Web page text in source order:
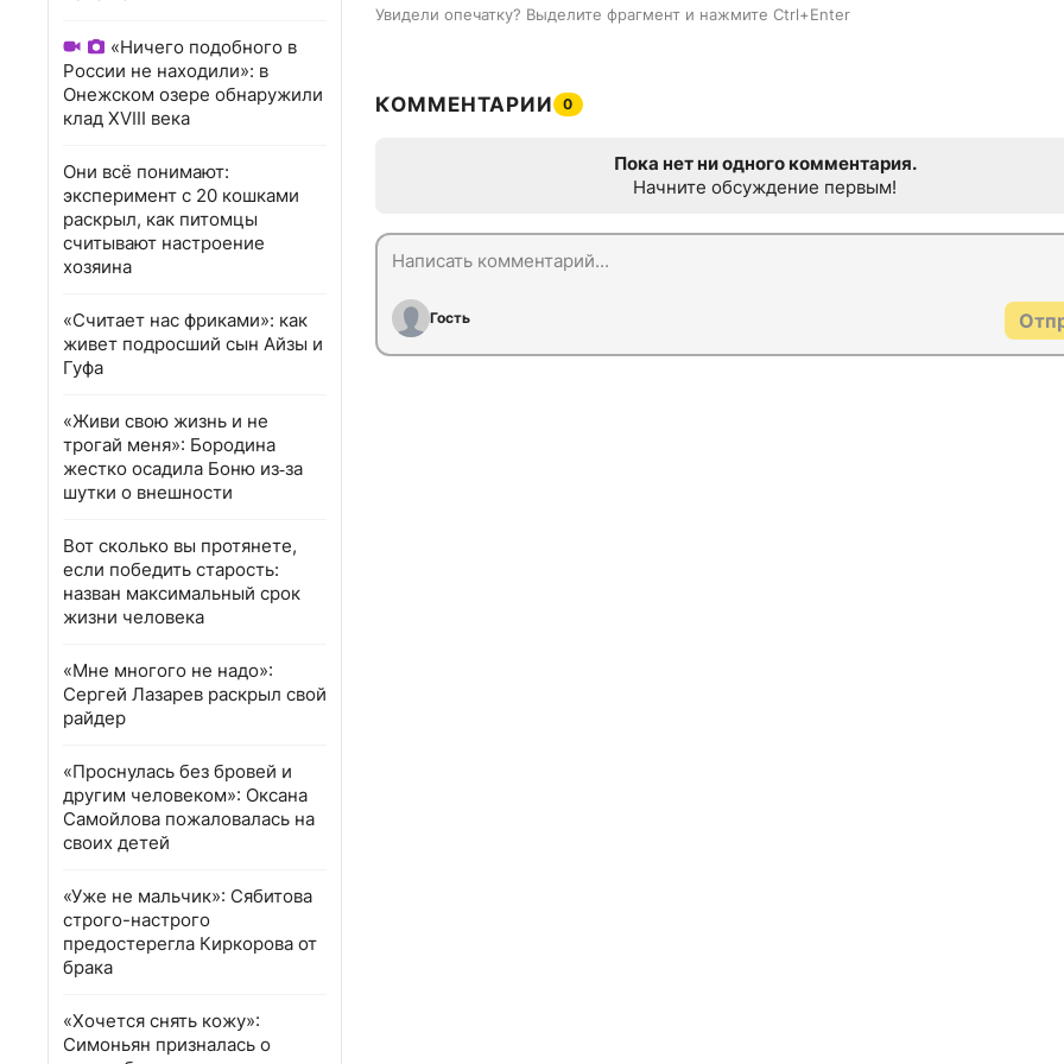
«Ничего подобного в
России не находили»: в
Онежском озере обнаружили
клад XVIII века
Они всё понимают:
эксперимент с 20 кошками
раскрыл, как питомцы
считывают настроение
хозяина
«Считает нас фриками»: как
живет подросший сын Айзы и
Гуфа
«Живи свою жизнь и не
трогай меня»: Бородина
жестко осадила Боню из‑за
шутки о внешности
Вот сколько вы протянете,
если победить старость:
назван максимальный срок
жизни человека
«Мне многого не надо»:
Сергей Лазарев раскрыл свой
райдер
«Проснулась без бровей и
другим человеком»: Оксана
Самойлова пожаловалась на
своих детей
«Уже не мальчик»: Сябитова
строго-настрого
предостерегла Киркорова от
брака
«Хочется снять кожу»:
Симоньян призналась о
Увидели опечатку? Выделите фрагмент и нажмите Ctrl+Enter
КОММЕНТАРИИ 0
Пока нет ни одного комментария.
Начните обсуждение первым!
Гость